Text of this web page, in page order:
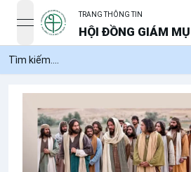
open navigation menu
TRANG THÔNG TIN
HỘI ĐỒNG GIÁM